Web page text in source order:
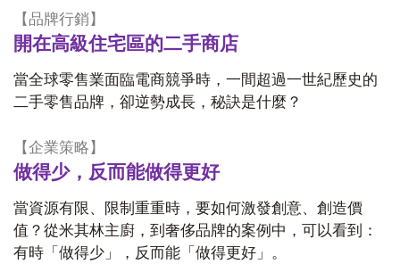
【品牌行銷】
開在高級住宅區的二手商店
當全球零售業面臨電商競爭時，一間超過一世紀歷史的
二手零售品牌，卻逆勢成長，秘訣是什麼？
【企業策略】
做得少，反而能做得更好
當資源有限、限制重重時，要如何激發創意、創造價
值？從米其林主廚，到奢侈品牌的案例中，可以看到：
有時「做得少」，反而能「做得更好」。